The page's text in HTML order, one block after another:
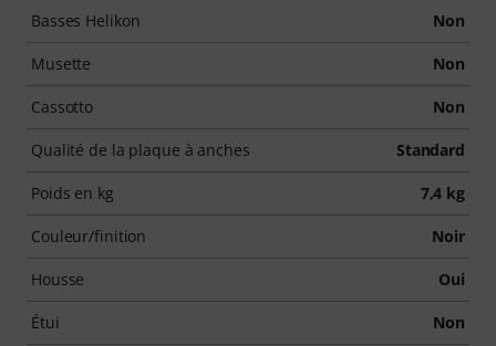
Basses Helikon Non
Musette Non
Cassotto Non
Qualité de la plaque à anches Standard
Poids en kg 7,4 kg
Couleur/finition Noir
Housse Oui
Étui Non